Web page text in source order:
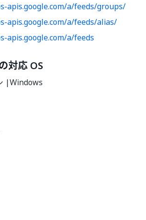
apis.google.com/a/feeds/groups/
apis.google.com/a/feeds/alias/
apis.google.com/a/feeds
対応 OS
|Windows